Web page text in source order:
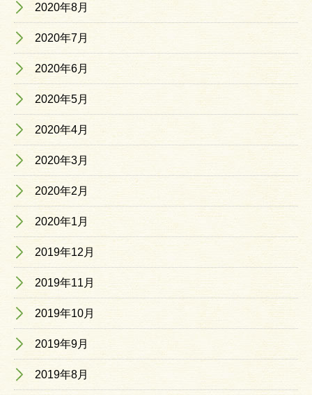
2020年8月
2020年7月
2020年6月
2020年5月
2020年4月
2020年3月
2020年2月
2020年1月
2019年12月
2019年11月
2019年10月
2019年9月
2019年8月